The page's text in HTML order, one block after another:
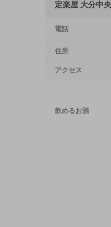
定楽屋 大分中
電話
住所
アクセス
飲めるお酒